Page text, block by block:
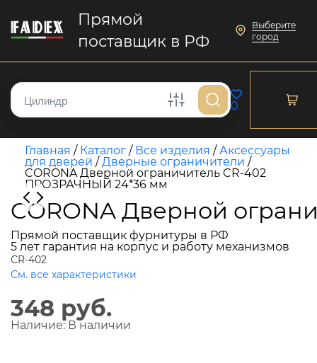
Прямой
поставщик в РФ
Выберите
город
0
Главная / Каталог / Все изделия /Аксессуары
для дверей /Дверные ограничители /
CORONA Дверной ограничитель CR-402
ПРОЗРАЧНЫЙ 24*36 мм
CORONA Дверной
Прямой поставщик фурнитуры в РФ
5 лет гарантия на корпус и работу механизмов
CR-402
См. все характеристики
348 руб.
Наличие: В наличии